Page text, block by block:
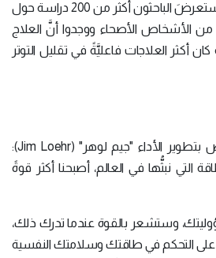
والجسم بطرائق إيجابية، واستعرضَ الباحثون أكثر من 200 دراسة حول
من الأشخاص الأصحاء ووجدوا أنَّ العلاج
أكثر العلاجات فاعليَّةً في تقليل التوتر
يقول عالِم النفس المختص بتطوير الأداء "جيم لوهر" (Jim Loehr):
التي نبثُّها في العالم، أصبحنا أكثر قوةً
وستشعر بالقوة عندما تدرك ذلك،
على التحكم في طاقتك وسلامتك النفسية